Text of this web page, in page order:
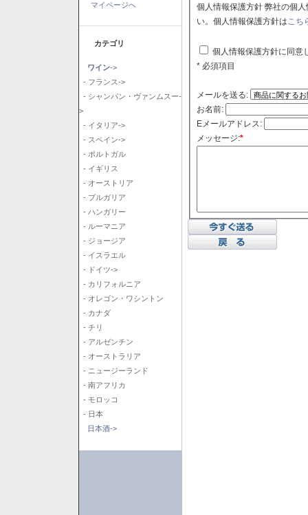
マイページへ
カテゴリ
ワイン->
- フランス->
- シャンパン・ヴァンムスー-
>
- イタリア->
- スペイン->
- ポルトガル
- イギリス
- オーストリア
- ブルガリア
- ハンガリー
- ルーマニア
- ジョージア
- イスラエル
- ドイツ->
- カリフォルニア
- オレゴン・ワシントン
- カナダ
- チリ
- アルゼンチン
- オーストラリア
- ニュージーランド
- 南アフリカ
- モロッコ
- 日本
日本酒->
個人情報保護方針 弊社の個人情報保護方針に同意される場合はチェックボックスをクリックしてくださ
い。個人情報保護方針はこち
個人情報保護方針に同意
* 必須項目
メールを送る:
お名前:
Eメールアドレス:
メッセージ:*